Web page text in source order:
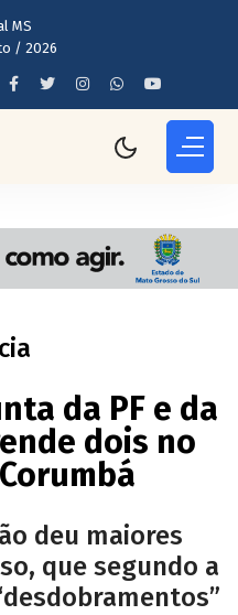
MS
/ 2026
da PF e da
dois no
deu maiores
que segundo a